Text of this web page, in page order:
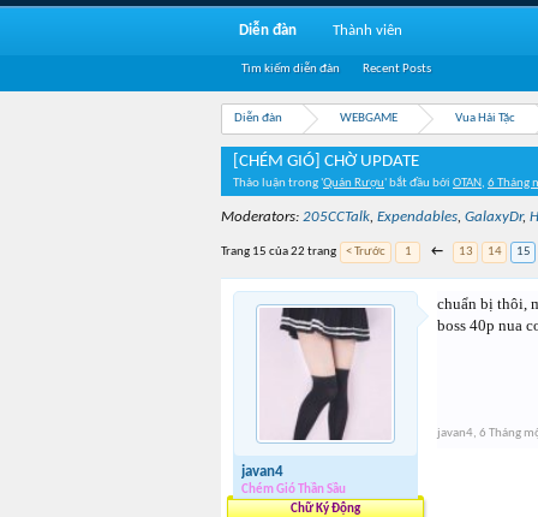
Diễn đàn WEBGAME Vua Hải Tặc
[CHÉM GIÓ] CHỜ UPDATE
Thảo luận trong 'Quán Rượu' bắt đầu bởi OTAN, 6 Tháng
Moderators: 205CCTalk, Expendables, GalaxyDr,
Trang 15 của 22 trang < Trước 1 ← 13 14 15
javan4
Chém Gió Thần Sầu
Chữ Ký Động
chuẩn bị thôi,
boss 40p nua
javan4, 6 Tháng
Diễn đàn
Tìm kiếm diễn đàn Recent Posts
Thành viên